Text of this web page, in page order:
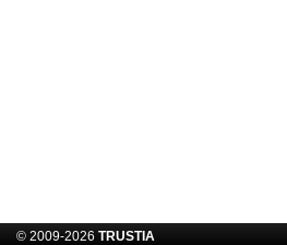
© 2009-2026 TRUSTIA